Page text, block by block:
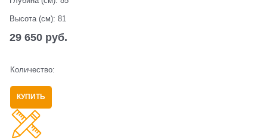
Высота (см): 81
29 650 руб.
Количество:
КУПИТЬ